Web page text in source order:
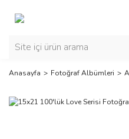
Anasayfa Fotoğraf Albümleri